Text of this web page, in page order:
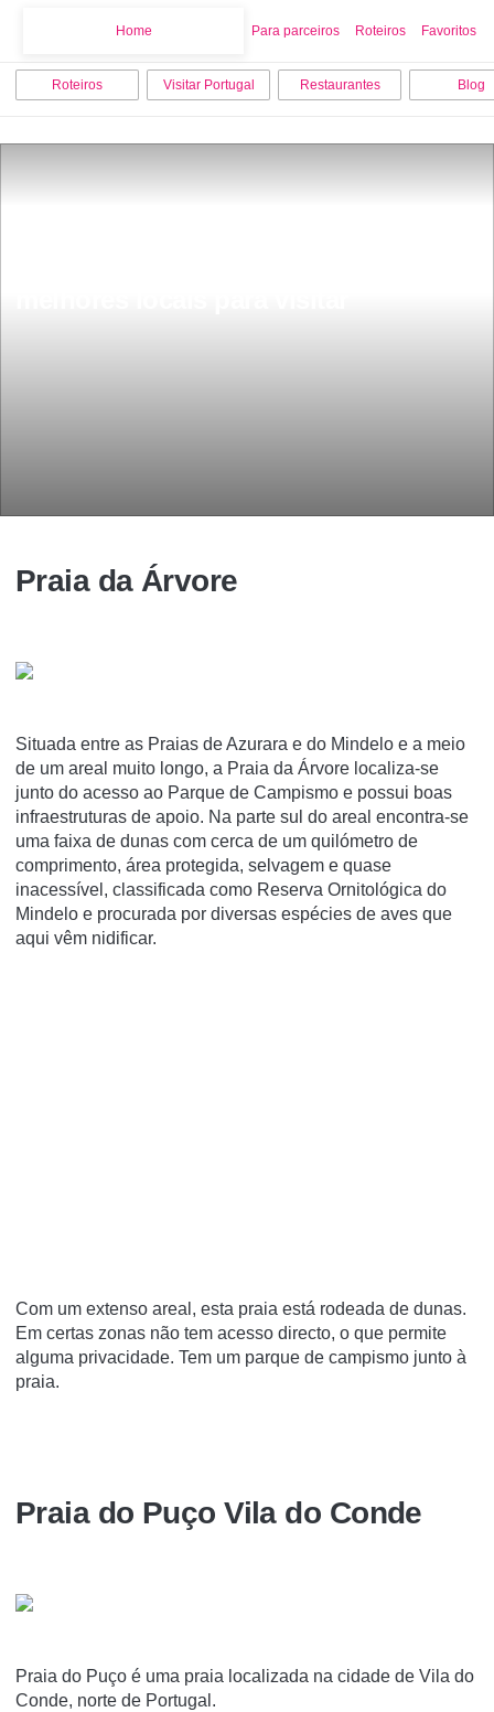
Home Para parceiros Roteiros Favoritos
Roteiros Visitar Portugal Restaurantes Blog
Praia da Árvore
Situada entre as Praias de Azurara e do Mindelo e a meio
de um areal muito longo, a Praia da Árvore localiza-se
junto do acesso ao Parque de Campismo e possui boas
infraestruturas de apoio. Na parte sul do areal encontra-se
uma faixa de dunas com cerca de um quilómetro de
comprimento, área protegida, selvagem e quase
inacessível, classificada como Reserva Ornitológica do
Mindelo e procurada por diversas espécies de aves que
aqui vêm nidificar.
Com um extenso areal, esta praia está rodeada de dunas.
Em certas zonas não tem acesso directo, o que permite
alguma privacidade. Tem um parque de campismo junto à
praia.
Praia do Puço Vila do Conde
Praia do Puço é uma praia localizada na cidade de Vila do
Conde, norte de Portugal.